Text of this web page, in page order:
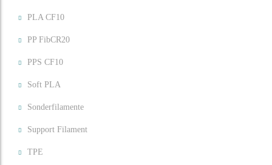
PLA CF10
PP FibCR20
PPS CF10
Soft PLA
Sonderfilamente
Support Filament
TPE